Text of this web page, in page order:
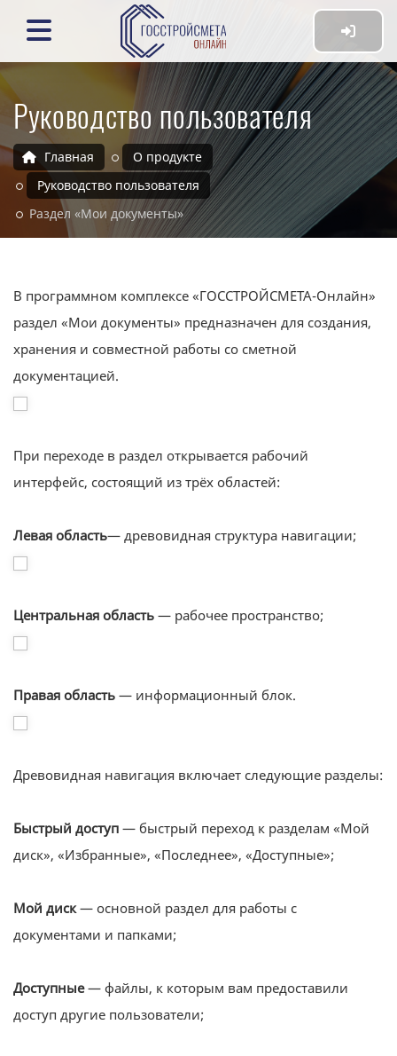
Руководство пользователя
Главная
О продукте
Руководство пользователя
Раздел «Мои документы»
В программном комплексе «ГОССТРОЙСМЕТА-Онлайн»
раздел «Мои документы» предназначен для создания,
хранения и совместной работы со сметной
документацией.
При переходе в раздел открывается рабочий
интерфейс, состоящий из трёх областей:
Левая область— древовидная структура навигации;
Центральная область — рабочее пространство;
Правая область — информационный блок.
Древовидная навигация включает следующие разделы:
Быстрый доступ — быстрый переход к разделам «Мой
диск», «Избранные», «Последнее», «Доступные»;
Мой диск— основной раздел для работы с
документами и папками;
Доступные— файлы, к которым вам предоставили
доступ другие пользователи;